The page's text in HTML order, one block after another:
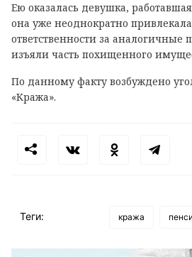
Ею оказалась девушка,
она уже неоднократно
ответственности за аналогичные
изъяли часть похищенного
По данному факту возбуждено
«Кража».
Теги: кража